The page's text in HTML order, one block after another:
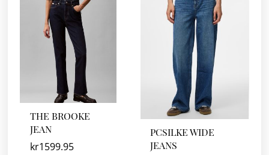
THE BROOKE
JEAN
kr1599.95
PCSILKE WIDE
JEANS